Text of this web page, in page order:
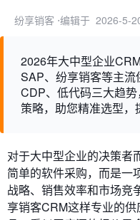
纷享销客 ⋅编辑于 2026-5-
2026年大中型企业
SAP、纷享销客等主流
CDP、低代码三大趋
策略，助您精准选型，
对于大中型企业的决策者
简单的软件采购，而是一
战略、销售效率和市场竞
享销客CRM这样专业的